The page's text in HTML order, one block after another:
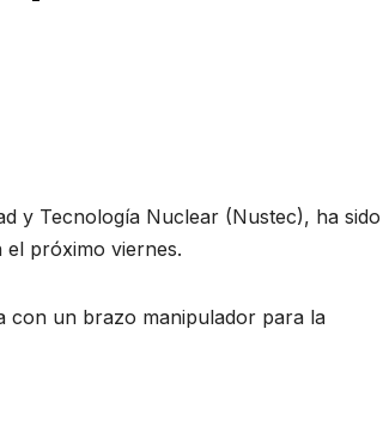
y Tecnología Nuclear (Nustec), ha sido
el próximo viernes.
con un brazo manipulador para la